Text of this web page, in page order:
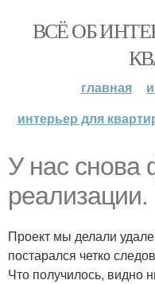
ВСЁ ОБ
главная
интерьер для
У нас снова
реализации.
Проект мы делали
постарался четко
Что получилось, видно